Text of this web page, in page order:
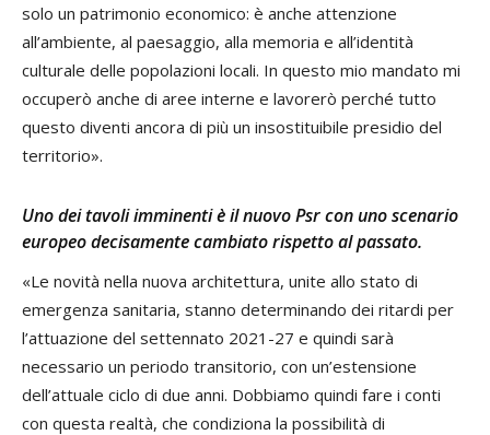
solo un patrimonio economico: è anche attenzione
all’ambiente, al paesaggio, alla memoria e all’identità
culturale delle popolazioni locali. In questo mio mandato mi
occuperò anche di aree interne e lavorerò perché tutto
questo diventi ancora di più un insostituibile presidio del
territorio».
Uno dei tavoli imminenti è il nuovo Psr con uno scenario
europeo decisamente cambiato rispetto al passato.
«Le novità nella nuova architettura, unite allo stato di
emergenza sanitaria, stanno determinando dei ritardi per
l’attuazione del settennato 2021-27 e quindi sarà
necessario un periodo transitorio, con un’estensione
dell’attuale ciclo di due anni. Dobbiamo quindi fare i conti
con questa realtà, che condiziona la possibilità di